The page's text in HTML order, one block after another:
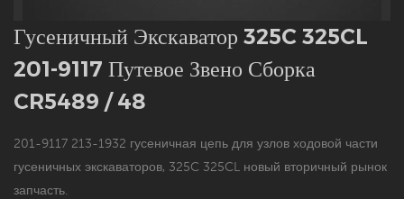
Гусеничный Экскаватор 325C 325CL
201-9117 Путевое Звено Сборка
CR5489 / 48
201-9117 213-1932 гусеничная цепь для узлов ходовой части
гусеничных экскаваторов, 325C 325CL новый вторичный рынок
запчасть.